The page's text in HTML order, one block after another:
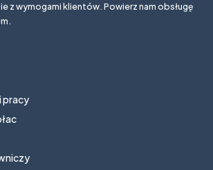
z wymogami klientów. Powierz nam obsługę
pracy